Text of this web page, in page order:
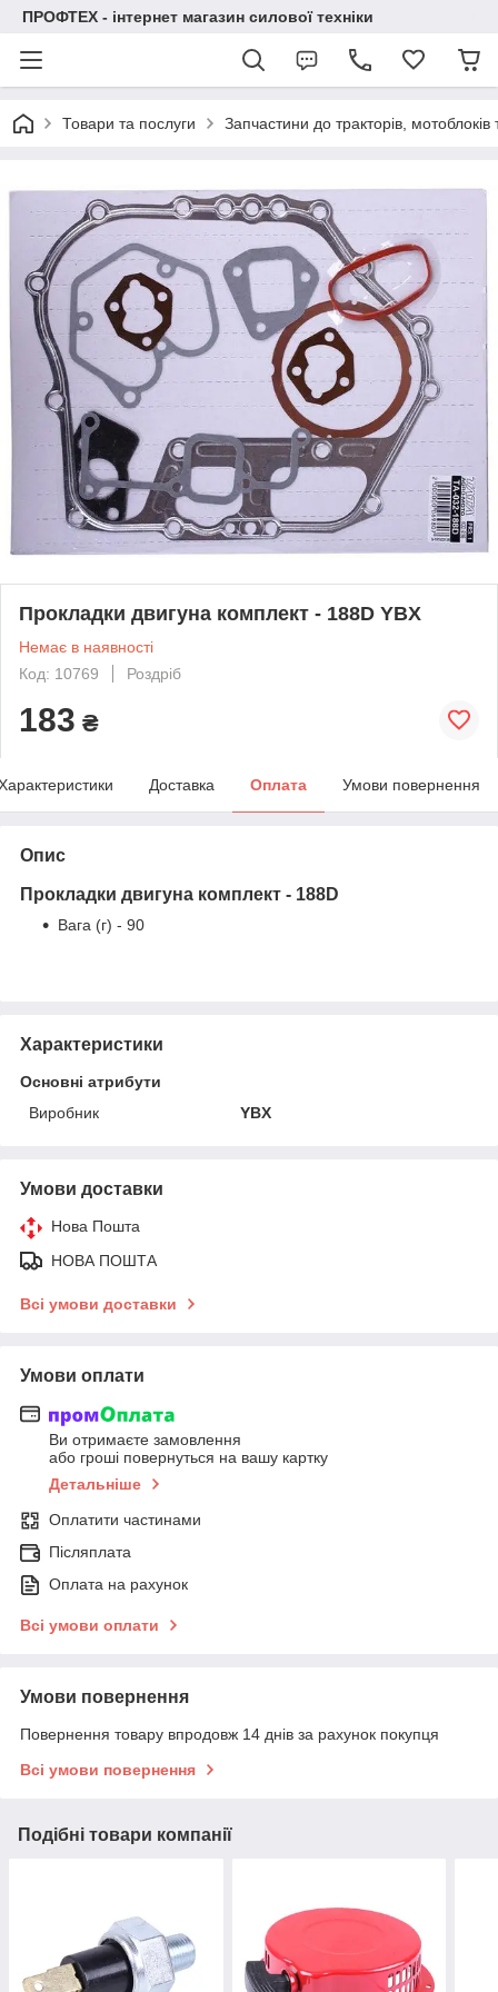
ПРОФТЕХ - інтернет магазин силової техніки
Товари та послуги Запчастини до тракторів,
Прокладки двигуна комплект - 188D YBX
Немає в наявності
Код: 10769
Роздріб
183 ₴
Доставка Оплата Умови повернення
Опис
Прокладки двигуна комплект - 188D
Вага (г) - 90
Характеристики
Основні атрибути
Виробник
YBX
Умови доставки
Нова Пошта
НОВА ПОШТА
Всі умови доставки
Умови оплати
Ви отримаєте замовлення
або гроші повернуться на вашу картку
Детальніше
Оплатити частинами
Післяплата
Оплата на рахунок
Всі умови оплати
Умови повернення
Повернення товару впродовж 14 днів за рахунок покупця
Всі умови повернення
Подібні товари компанії